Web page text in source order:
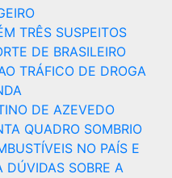
TRÊS SUSPEITOS
DE BRASILEIRO
TRÁFICO DE DROGA
DE AZEVEDO
QUADRO SOMBRIO
NO PAÍS E
DÚVIDAS SOBRE A